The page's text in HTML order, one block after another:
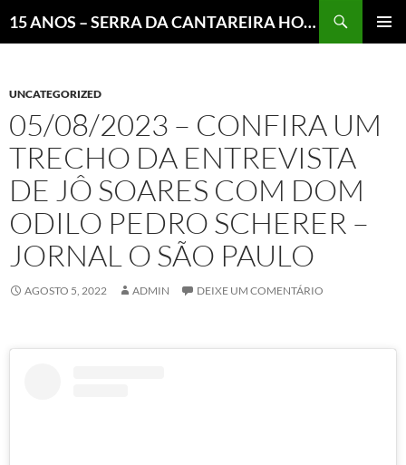
15 ANOS – SERRA DA CANTAREIRA HOJE E COTIDIANO DO BRASIL E DO MUNDO
UNCATEGORIZED
05/08/2023 – CONFIRA UM
TRECHO DA ENTREVISTA
DE JÔ SOARES COM DOM
ODILO PEDRO SCHERER –
JORNAL O SÃO PAULO
AGOSTO 5, 2022 ADMIN DEIXE UM COMENTÁRIO